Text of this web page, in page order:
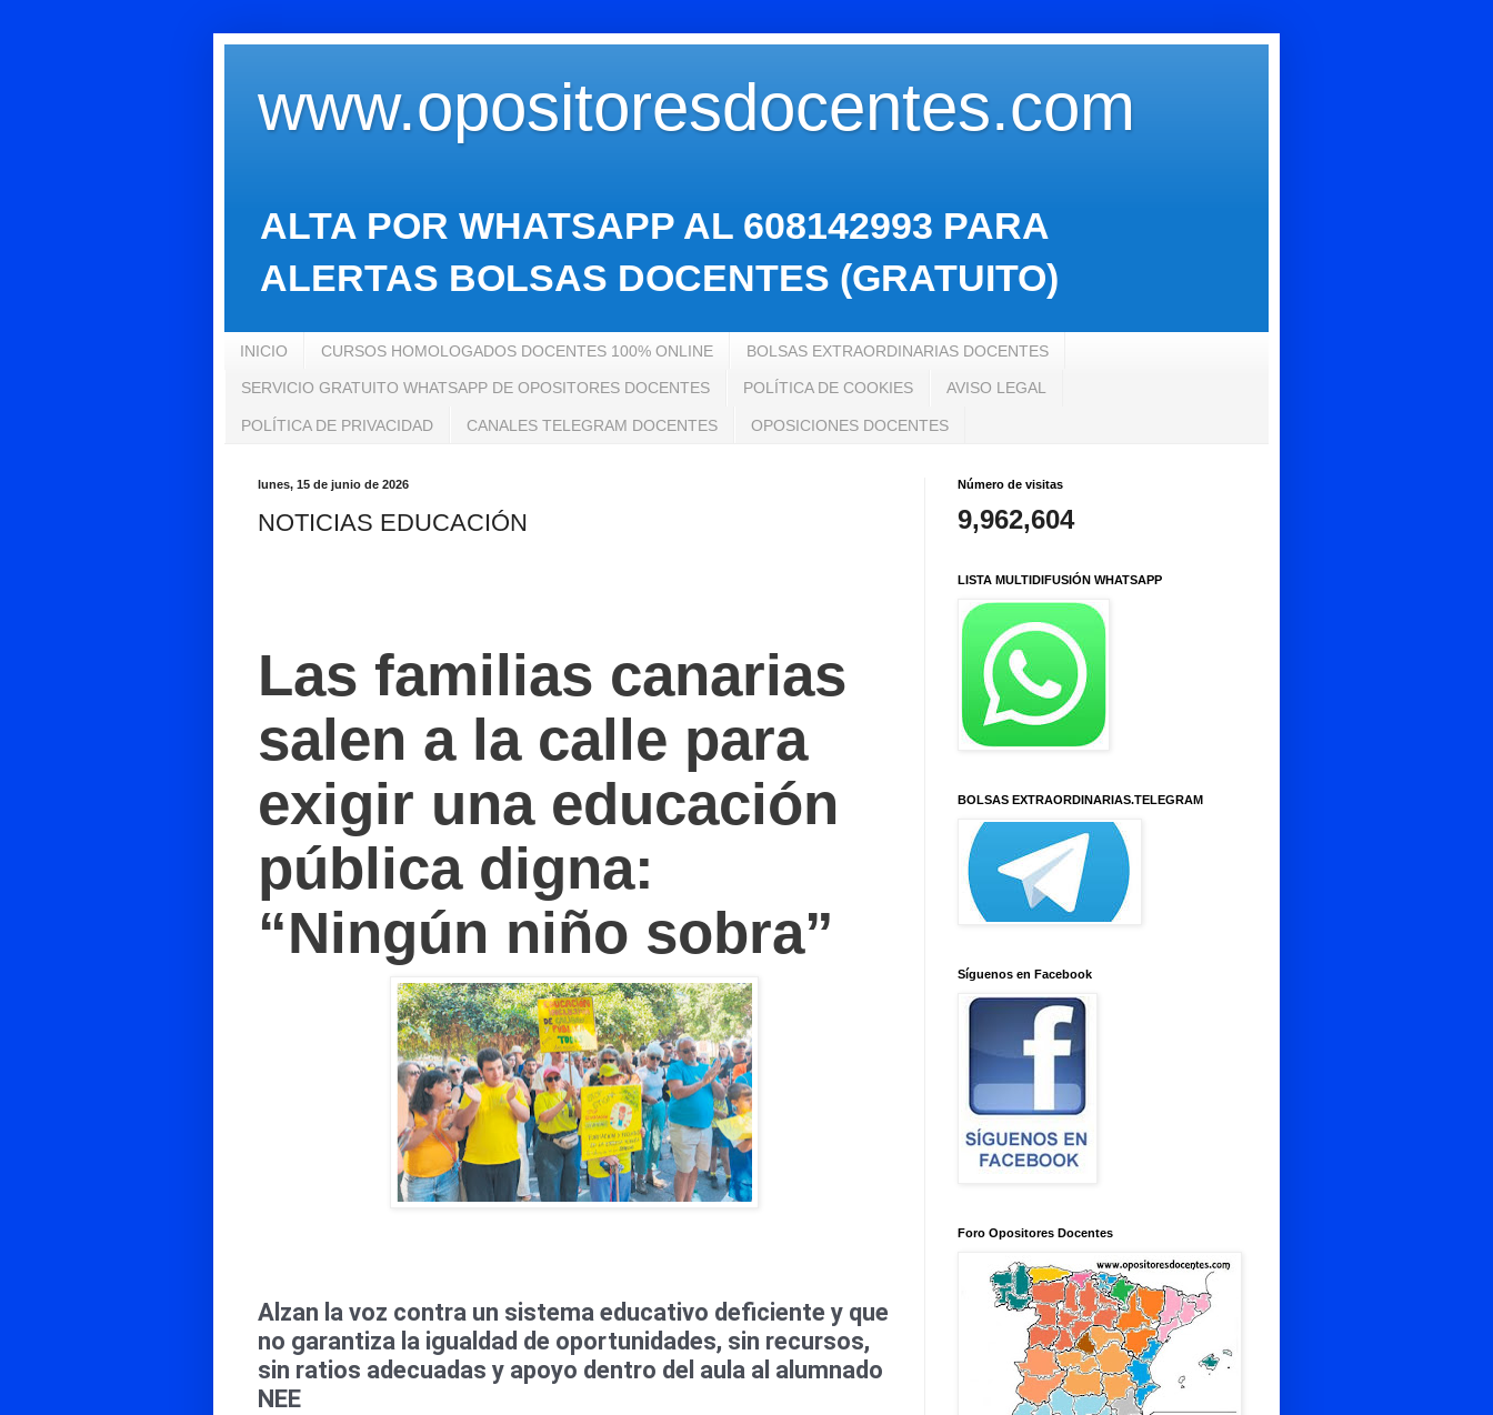
www.opositoresdocentes.com
ALTA POR WHATSAPP AL 608142993 PARA
ALERTAS BOLSAS DOCENTES (GRATUITO)
INICIO CURSOS HOMOLOGADOS DOCENTES 100% ONLINE BOLSAS EXTRAORDINARIAS DOCENTES
SERVICIO GRATUITO WHATSAPP DE OPOSITORES DOCENTES POLÍTICA DE COOKIES AVISO LEGAL
POLÍTICA DE PRIVACIDAD CANALES TELEGRAM DOCENTES OPOSICIONES DOCENTES
lunes, 15 de junio de 2026
NOTICIAS EDUCACIÓN
Las familias canarias
salen a la calle para
exigir una educación
pública digna:
“Ningún niño sobra”
Alzan la voz contra un sistema educativo deficiente y que
no garantiza la igualdad de oportunidades, sin recursos,
sin ratios adecuadas y apoyo dentro del aula al alumnado
NEE
Número de visitas
9,962,604
LISTA MULTIDIFUSIÓN WHATSAPP
BOLSAS EXTRAORDINARIAS.TELEGRAM
Síguenos en Facebook
Foro Opositores Docentes